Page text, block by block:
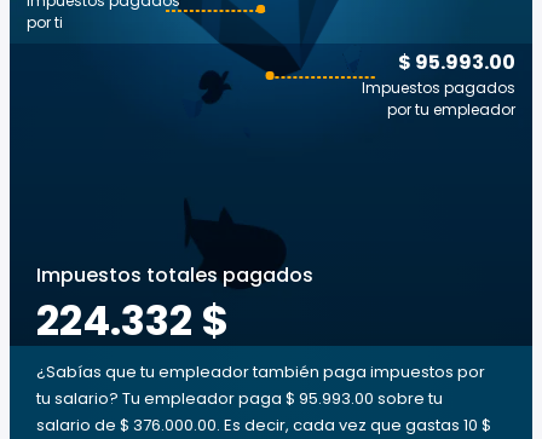
$ 95.993.00
Impuestos pagados
por tu empleador
por ti
Impuestos totales pagados
224.332 $
¿Sabías que tu empleador también paga impuestos por
tu salario? Tu empleador paga $ 95.993.00 sobre tu
salario de $ 376.000.00. Es decir, cada vez que gastas 10 $